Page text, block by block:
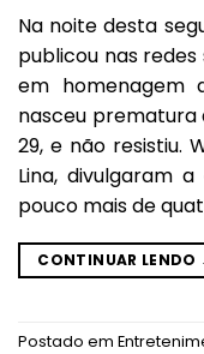
Na noite desta
publicou nas
em homenagem
nasceu prematura
29, e não resistiu.
Lina, divulgaram
pouco mais de
CONTINUAR LENDO
Postado em